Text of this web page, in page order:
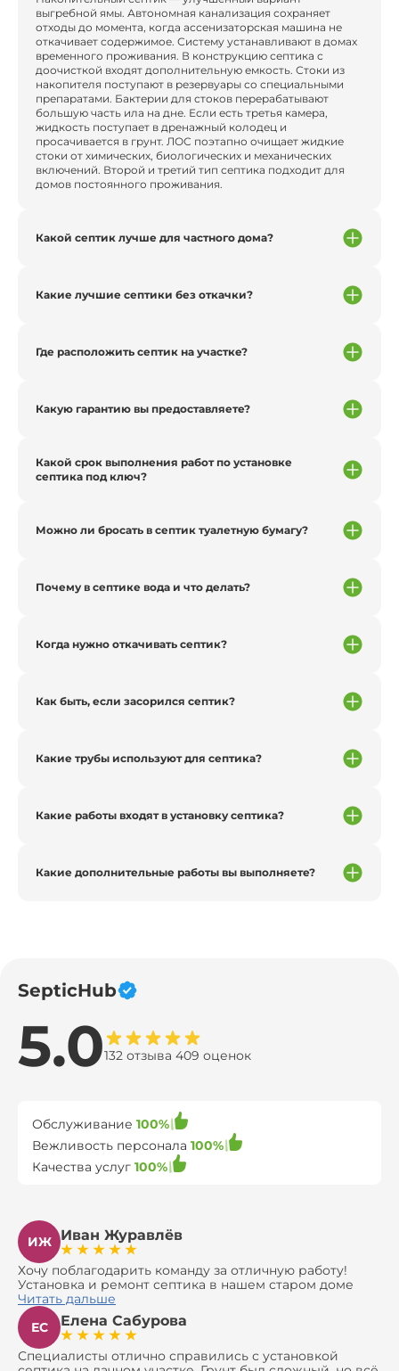
выгребной ямы. Автономная канализация сохраняет
отходы до момента, когда ассенизаторская машина не
откачивает содержимое. Систему устанавливают в домах
временного проживания. В конструкцию септика с
доочисткой входят дополнительную емкость. Стоки из
накопителя поступают в резервуары со специальными
препаратами. Бактерии для стоков перерабатывают
большую часть ила на дне. Если есть третья камера,
жидкость поступает в дренажный колодец и
просачивается в грунт. ЛОС поэтапно очищает жидкие
стоки от химических, биологических и механических
включений. Второй и третий тип септика подходит для
домов постоянного проживания.
Какой септик лучше для частного дома?
Какие лучшие септики без откачки?
Где расположить септик на участке?
Какую гарантию вы предоставляете?
Какой срок выполнения работ по установке
септика под ключ?
Можно ли бросать в септик туалетную бумагу?
Почему в септике вода и что делать?
Когда нужно откачивать септик?
Как быть, если засорился септик?
Какие трубы используют для септика?
Какие работы входят в установку септика?
Какие дополнительные работы вы выполняете?
SepticHub
5.0132 отзыва 409 оценок
Обслуживание 100%
Вежливость персонала 100%
Качества услуг 100%
ИЖ Иван Журавлёв
Хочу поблагодарить команду за отличную работу!
Установка и ремонт септика в нашем старом доме
оказались сложной задачей, но ребята справились на
все 100%. Всё сделали аккуратно и профессионально.
Давали полезные рекомендации, не пытались
навязать ничего лишнего, помогли с выбором и
доставкой материалов, что позволило нам
Читать дальше
ЕС
Елена Сабурова
Специалисты отлично справились с установкой